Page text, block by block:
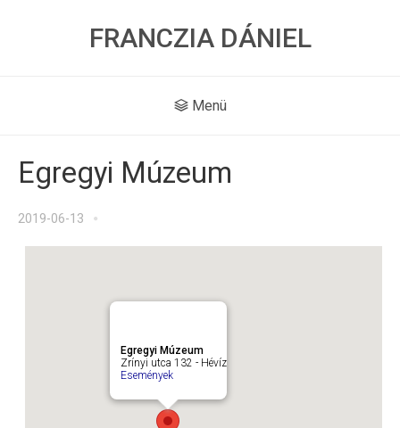
FRANCZIA DÁNIEL
Menü
Egregyi Múzeum
2019-06-13
Egregyi Múzeum
Zrínyi utca 132 - Hévíz
Események